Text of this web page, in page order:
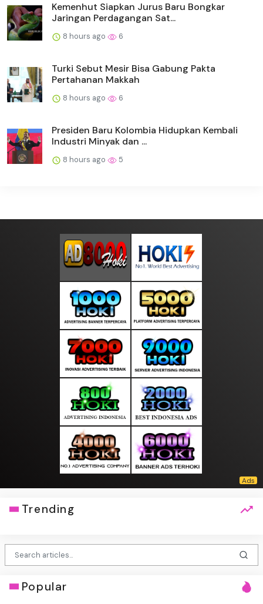
Kemenhut Siapkan Jurus Baru Bongkar
Jaringan Perdagangan Sat...
8 hours ago 6
Turki Sebut Mesir Bisa Gabung Pakta
Pertahanan Makkah
8 hours ago 6
Presiden Baru Kolombia Hidupkan Kembali
Industri Minyak dan ...
8 hours ago 5
Trending
Popular